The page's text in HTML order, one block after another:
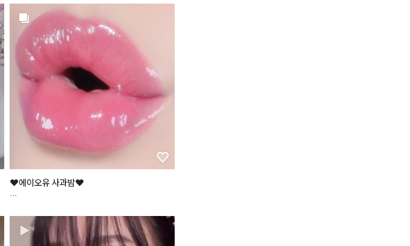
쁘고, 베이스 하고 립밤만 발라도 넘 예쁜컬러랍
니다!! 영혼을 갈아 만든 사과밤🍎
❤️에이오유 사과밤❤️
품절사태가 일어났던
바로 그 틴티드 립밤!